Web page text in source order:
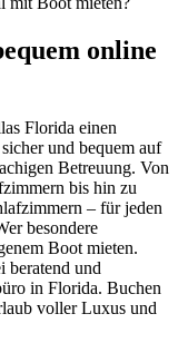
online
Florida einen
und bequem auf
Betreuung. Von
bis hin zu
– für jeden
besondere
Boot mieten.
beratend und
in Florida. Buchen
voller Luxus und